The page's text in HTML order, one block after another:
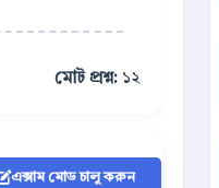
মোট প্রশ্ন: ১২
এক্সাম মোড চালু করুন